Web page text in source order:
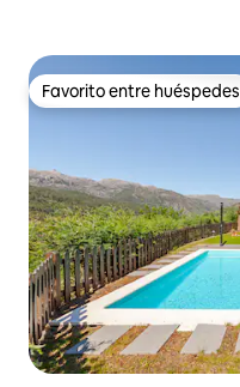
Favorito entre huéspedes
Favorito entre huéspedes